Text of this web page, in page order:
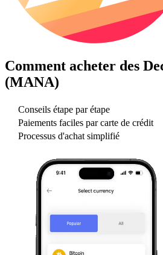
Comment acheter des
(MANA)
Conseils étape par étape
Paiements faciles par carte de crédit
Processus d'achat simplifié